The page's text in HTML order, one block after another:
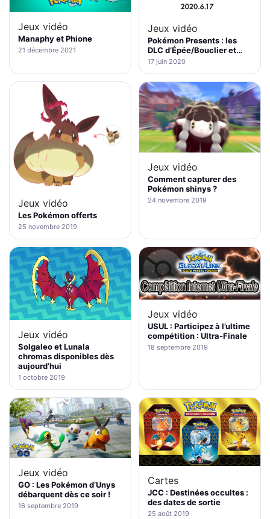
Jeux vidéo
Manaphy et Phione
21 décembre 2021
Jeux vidéo
Pokémon Presents : les
DLC d’Épée/Bouclier et…
17 juin 2020
Jeux vidéo
Les Pokémon offerts
25 novembre 2019
Jeux vidéo
Comment capturer des
Pokémon shinys ?
24 novembre 2019
Jeux vidéo
Solgaleo et Lunala
chromas disponibles dès
aujourd’hui
1 octobre 2019
Jeux vidéo
USUL : Participez à l’ultime
compétition : Ultra-Finale
18 septembre 2019
Jeux vidéo
GO : Les Pokémon d’Unys
débarquent dès ce soir !
16 septembre 2019
Cartes
JCC : Destinées occultes :
des dates de sortie
25 août 2019